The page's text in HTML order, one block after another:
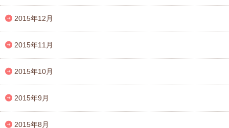
2015年12月
2015年11月
2015年10月
2015年9月
2015年8月